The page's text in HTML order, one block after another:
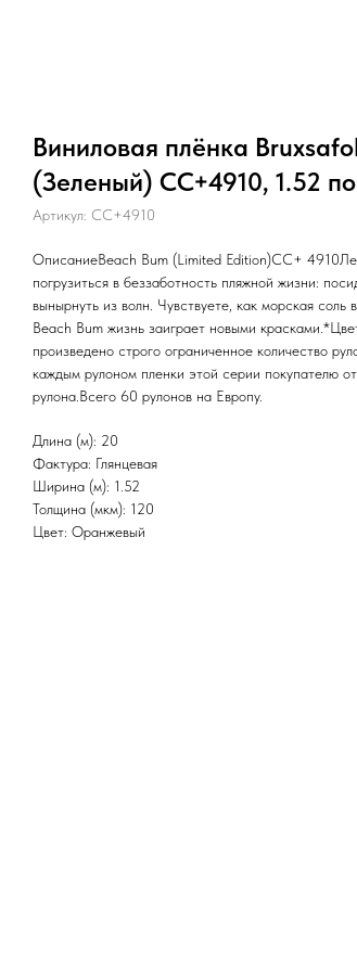
Виниловая плёнка
(Зеленый) CC+4910, 1.52
Артикул: CC+4910
ОписаниеBeach Bum (Limited Edition)CC+
погрузиться в беззаботность пляжной жизни:
вынырнуть из волн. Чувствуете, как морская
Beach Bum жизнь заиграет новыми
произведено строго ограниченное количество
каждым рулоном пленки этой серии покупателю
рулона.Всего 60 рулонов на Европу.
Длина (м): 20
Фактура: Глянцевая
Ширина (м): 1.52
Толщина (мкм): 120
Цвет: Оранжевый